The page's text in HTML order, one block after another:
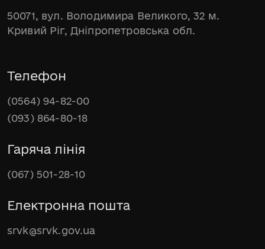
50071, вул. Володимира Великого, 32 м.
Кривий Ріг, Дніпропетровська обл.
Телефон
(0564) 94-82-00
(093) 864-80-18
Гаряча лінія
(067) 501-28-10
Електронна пошта
srvk@srvk.gov.ua